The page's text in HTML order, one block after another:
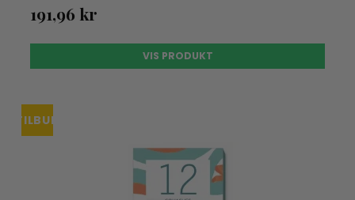
191,96 kr
VIS PRODUKT
TILBUD